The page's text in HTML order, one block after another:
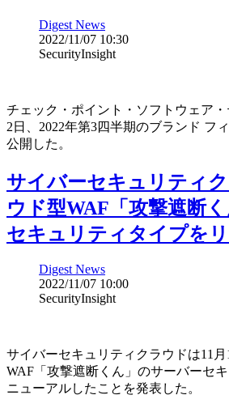
Digest News
2022/11/07 10:30
SecurityInsight
チェック・ポイント・ソフトウェア・
2日、2022年第3四半期のブランド フ
公開した。
サイバーセキュリティ
ウド型WAF「攻撃遮断
セキュリティタイプを
Digest News
2022/11/07 10:00
SecurityInsight
サイバーセキュリティクラウドは11
WAF「攻撃遮断くん」のサーバーセ
ニューアルしたことを発表した。